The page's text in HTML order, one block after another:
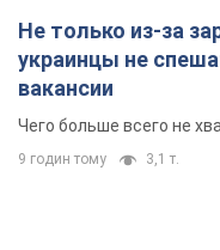
Не только из-за
украинцы не
вакансии
Чего больше всего не
9 годин тому 3,1 т.